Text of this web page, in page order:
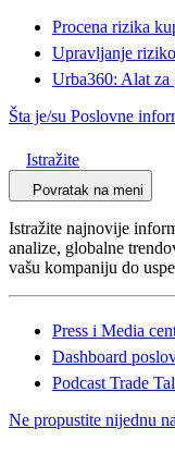
Procena rizika
Upravljanje
Urba360: Alat za
Šta je/su Poslovne
Istražite
Povratak na meni
Istražite najnovije
analize, globalne
vašu kompaniju do
Press i Media
Dashboard
Podcast Trade
Ne propustite nijednu